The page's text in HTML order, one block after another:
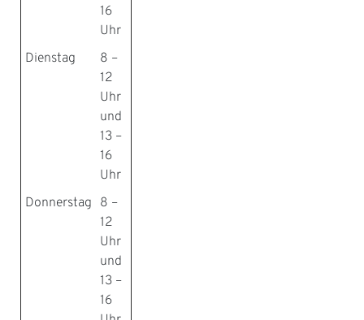
16
Uhr
Dienstag
8 –
12
Uhr
und
13 –
16
Uhr
Donnerstag 8 –
12
Uhr
und
13 –
16